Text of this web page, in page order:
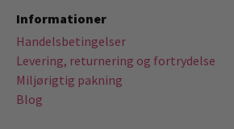
Informationer
Handelsbetingelser
Levering, returnering og fortrydelse
Miljørigtig pakning
Blog